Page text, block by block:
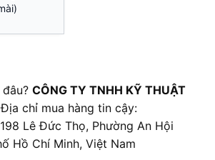
CÔNG TY TNHH KỸ THUẬT
Địa chỉ mua hàng tin cậy:
Lê Đức Thọ, Phường An Hội
Hồ Chí Minh, Việt Nam